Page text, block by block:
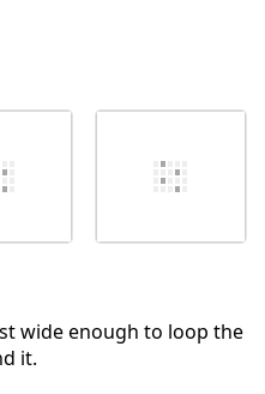
wide enough to loop the
it.